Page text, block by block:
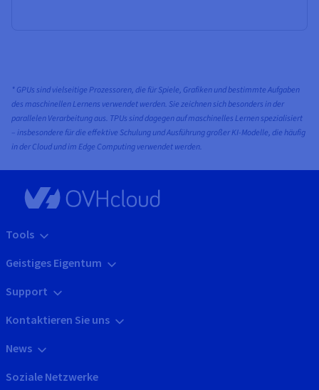
* GPUs sind vielseitige Prozessoren, die für Spiele, Grafiken und bestimmte Aufgaben
des maschinellen Lernens verwendet werden. Sie zeichnen sich besonders in der
parallelen Verarbeitung aus. TPUs sind dagegen auf maschinelles Lernen spezialisiert
– insbesondere für die effektive Schulung und Ausführung großer KI-Modelle, die häufig
in der Cloud und im Edge Computing verwendet werden.
Tools
Geistiges Eigentum
Support
Kontaktieren Sie uns
News
Soziale Netzwerke